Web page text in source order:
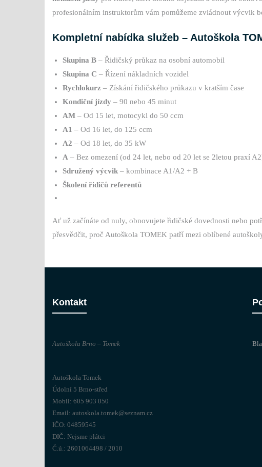
profesionálním instruktorům vám pomůžeme zvládnout výcvik
Kompletní nabídka služeb – Autoškola
Skupina B – Řidičský průkaz na osobní automobil
Skupina C – Řízení nákladních vozidel
Rychlokurz – Získání řidičského průkazu v kratším čase
Kondiční jízdy – 90 nebo 45 minut
AM – Od 15 let, motocykl do 50 ccm
A1 – Od 16 let, do 125 ccm
A2 – Od 18 let, do 35 kW
A – Bez omezení (od 24 let, nebo od 20 let se 2letou praxí
Sdružený výcvik – kombinace A1/A2 + B
Školení řidičů referentů
Ať už začínáte od nuly, obnovujete řidičské dovednosti nebo
přesvědčit, proč Autoškola TOMEK patří mezi oblíbené
Kontakt
Autoškola Brno – Tomek
Autoškola Tomek
Údolní 5 Brno-střed
Mobil: 605 903 050
Email: autoskola.tomek@seznam.cz
IČO: 04859545
DIČ: Nejsme plátci
Č.ú.: 2601064498 / 2010